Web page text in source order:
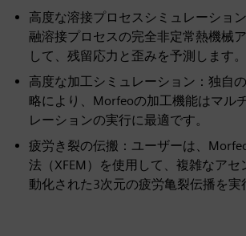
高度な溶接プロセスシミュレーショ
融溶接プロセスの完全非定常熱機械
して、残留応力と歪みを予測します。
高度な加工シミュレーション：独自
略により、Morfeoの加工機能はマル
レーションの実行に最適です。
疲労き裂の伝搬：ユーザーは、
法（XFEM）を使用して、複雑なアセ
動化された3次元の疲労亀裂伝播を実